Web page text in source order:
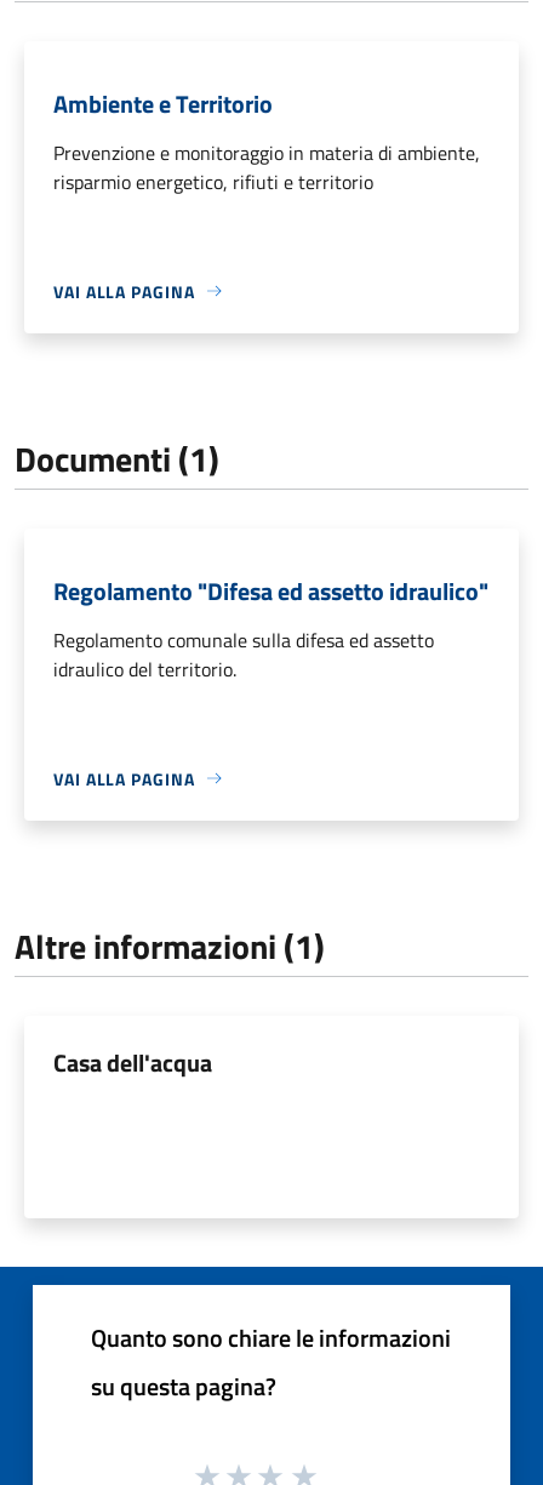
Ambiente e Territorio
Prevenzione e monitoraggio in materia di ambiente,
risparmio energetico, rifiuti e territorio
VAI ALLA PAGINA
Documenti (1)
Regolamento "Difesa ed assetto idraulico"
Regolamento comunale sulla difesa ed assetto
idraulico del territorio.
VAI ALLA PAGINA
Altre informazioni (1)
Casa dell'acqua
Quanto sono chiare le informazioni
su questa pagina?